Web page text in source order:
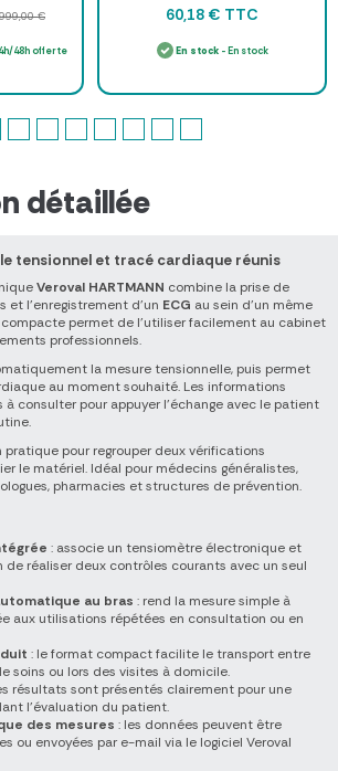
999,00 €
48h offerte
60,18 € TTC
En stock- En stock
détaillée
tensionnel et tracé cardiaque réunis
Veroval HARTMANN combine la prise de
et l’enregistrement d’un ECG au sein d’un même
permet de l’utiliser facilement au cabinet
professionnels.
la mesure tensionnelle, puis permet
au moment souhaité. Les informations
consulter pour appuyer l’échange avec le patient
pour regrouper deux vérifications
le matériel. Idéal pour médecins généralistes,
pharmacies et structures de prévention.
: associe un tensiomètre électronique et
de réaliser deux contrôles courants avec un seul
au bras : rend la mesure simple à
aux utilisations répétées en consultation ou en
: le format compact facilite le transport entre
soins ou lors des visites à domicile.
résultats sont présentés clairement pour une
l’évaluation du patient.
des mesures : les données peuvent être
ou envoyées par e-mail via le logiciel Veroval